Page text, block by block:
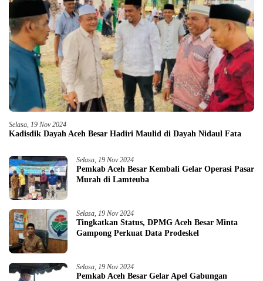
Selasa, 19 Nov 2024
Kadisdik Dayah Aceh Besar Hadiri Maulid di Dayah Nidaul Fata
Selasa, 19 Nov 2024
Pemkab Aceh Besar Kembali Gelar Operasi Pasar
Murah di Lamteuba
Selasa, 19 Nov 2024
Tingkatkan Status, DPMG Aceh Besar Minta
Gampong Perkuat Data Prodeskel
Selasa, 19 Nov 2024
Pemkab Aceh Besar Gelar Apel Gabungan